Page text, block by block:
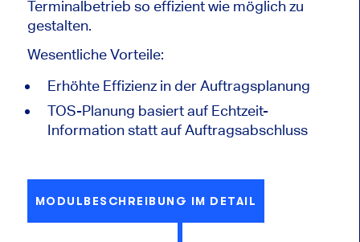
Terminalbetrieb so effizient wie möglich zu
gestalten.
Wesentliche Vorteile:
Erhöhte Effizienz in der Auftragsplanung
TOS-Planung basiert auf Echtzeit-
Information statt auf Auftragsabschluss
MODULBESCHREIBUNG IM DETAIL